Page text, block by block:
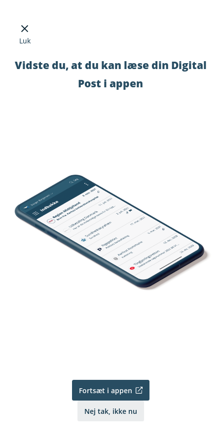
Luk
Vidste du, at du kan læse din Digital
Post i appen
Fortsæt i appen
Nej tak, ikke nu